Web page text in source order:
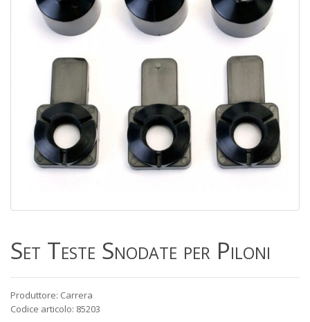
Set Teste Snodate per Piloni
Produttore: Carrera
Codice articolo: 85203